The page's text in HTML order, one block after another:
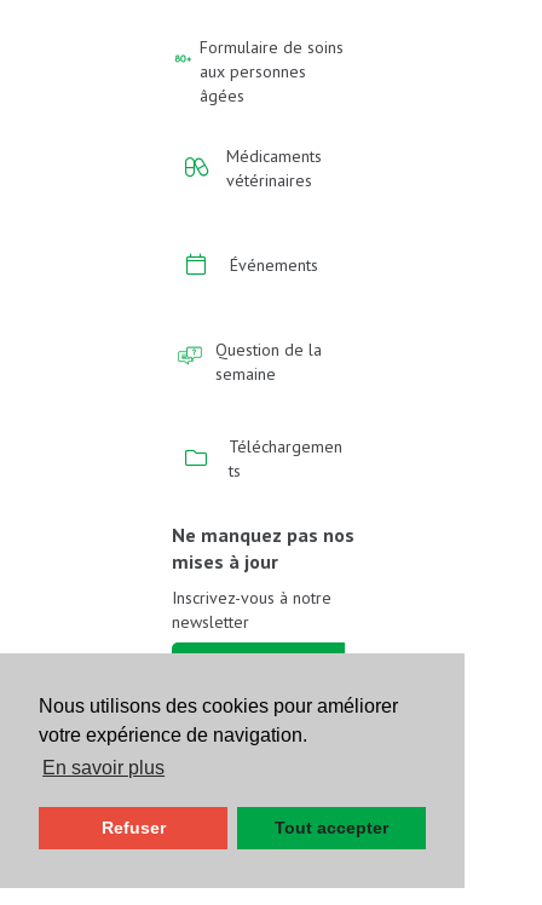
Nous utilisons des cookies pour améliorer
votre expérience de navigation.
En savoir plus
Refuser Tout accepter
Formulaire de soins
aux personnes
âgées
Médicaments
vétérinaires
Événements
Question de la
semaine
Téléchargemen
ts
Ne manquez pas nos
mises à jour
Inscrivez-vous à notre
newsletter
Suivez-nous sur les